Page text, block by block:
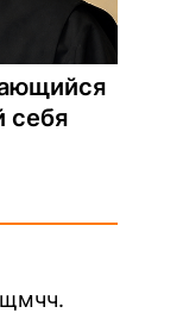
себя